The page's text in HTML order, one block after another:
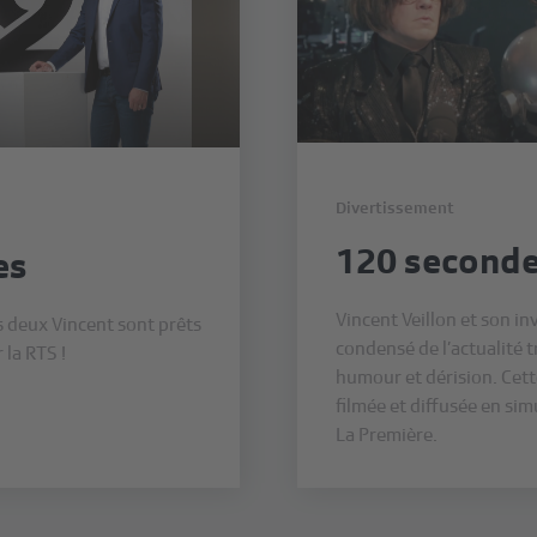
deux Vincent sont prêts
RTS !
Divertissement
120
Vincent Veillon et son
condensé de l’actualité
humour et dérision.
filmée et diffusée en
La Première.
Nous